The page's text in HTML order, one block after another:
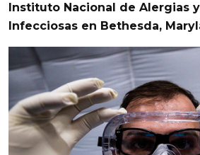
Instituto Nacional de Alergias
Infecciosas en Bethesda,